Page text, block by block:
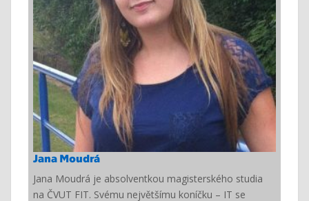
Jana Moudrá
Jana Moudrá je absolventkou magisterského studia
na ČVUT FIT. Svému největšímu koníčku – IT se